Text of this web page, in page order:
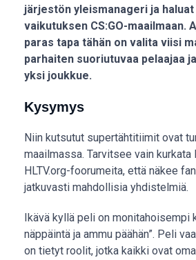
järjestön yleismanageri ja
vaikutuksen CS:GO-maailmaan.
paras tapa tähän on valita viisi
parhaiten suoriutuvaa pelaajaa
yksi joukkue.
Kysymys
Niin kutsutut supertähtitiimit ovat
maailmassa. Tarvitsee vain kurkata
HLTV.org-foorumeita, että näkee
jatkuvasti mahdollisia yhdistelmiä.
Ikävä kyllä peli on monitahoisempi
näppäintä ja ammu päähän”. Peli
on tietyt roolit, jotka kaikki ovat